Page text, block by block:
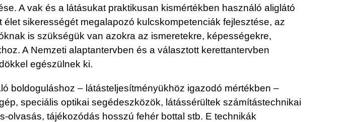
A vak és a látásukat praktikusan kismértékben használó aliglátó
sikerességét megalapozó kulcskompetenciák fejlesztése, az
is szükségük van azokra az ismeretekre, képességekre,
A Nemzeti alaptantervben és a választott kerettantervben
egészülnek ki.
boldoguláshoz – látásteljesítményükhöz igazodó mértékben –
speciális optikai segédeszközök, látássérültek számítástechnikai
olvasás, tájékozódás hosszú fehér bottal stb. E technikák